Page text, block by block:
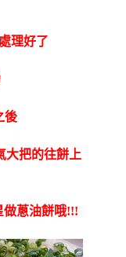
理好了
後
大把的往餅上
做蔥油餅哦!!!